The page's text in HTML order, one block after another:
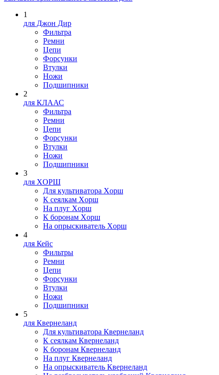
1
для Джон Дир
Фильтра
Ремни
Цепи
Форсунки
Втулки
Ножи
Подшипники
2
для КЛААС
Фильтра
Ремни
Цепи
Форсунки
Втулки
Ножи
Подшипники
3
для XOPШ
Для культиватора Xopш
К сеялкам Xopш
На плуг Xopш
К боронам Xopш
На опрыскиватель Xopш
4
для Кейс
Фильтры
Ремни
Цепи
Форсунки
Втулки
Ножи
Подшипники
5
для Квернеланд
Для культиватора Квернеланд
К сеялкам Квернеланд
К боронам Квернеланд
На плуг Квернеланд
На опрыскиватель Квернеланд